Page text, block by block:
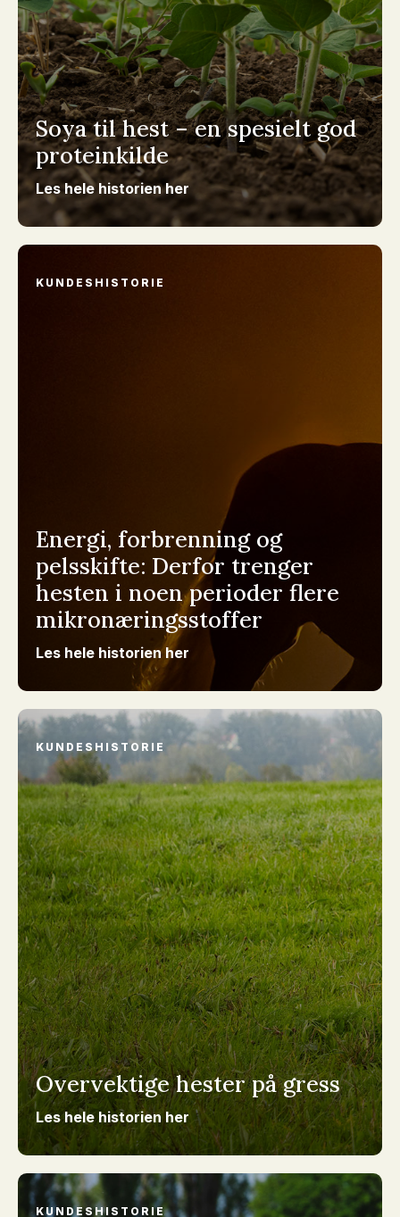
Soya til hest – en spesielt god
proteinkilde
Les hele historien her
KUNDESHISTORIE
Energi, forbrenning og
pelsskifte: Derfor trenger
hesten i noen perioder flere
mikronæringsstoffer
Les hele historien her
KUNDESHISTORIE
Overvektige hester på gress
Les hele historien her
KUNDESHISTORIE